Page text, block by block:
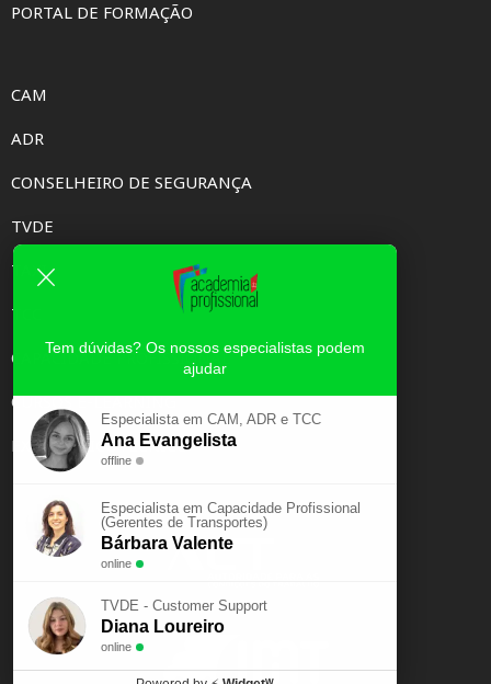
PORTAL DE FORMAÇÃO
CAM
ADR
CONSELHEIRO DE SEGURANÇA
TVDE
TAXI
TCC
CAPACIDADE PROFISSIONAL
CURSOS E-LEARNING
EXAME PSICOTÉCNICO
Tem dúvidas? Os nossos especialistas podem
ajudar
Especialista em CAM, ADR e TCC
Ana Evangelista
offline
Especialista em Capacidade Profissional
(Gerentes de Transportes)
Bárbara Valente
online
TVDE - Customer Support
Diana Loureiro
online